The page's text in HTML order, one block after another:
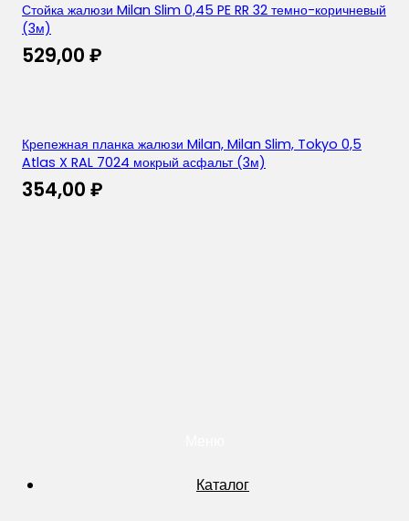
Стойка жалюзи Milan Slim 0,45 PE RR 32 темно-коричневый
(3м)
529,00 ₽
Крепежная планка жалюзи Milan, Milan Slim, Tokyo 0,5
Atlas X RAL 7024 мокрый асфальт (3м)
354,00 ₽
Каталог